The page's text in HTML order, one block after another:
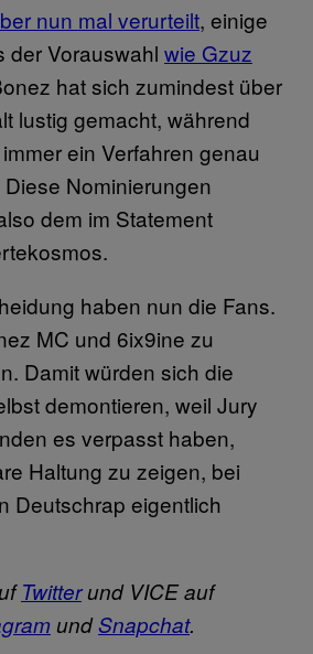
nun mal verurteilt, einige
der Vorauswahl wie Gzuz
hat sich zumindest über
lustig gemacht, während
ein Verfahren genau
Nominierungen
dem im Statement
haben nun die Fans.
MC und 6ix9ine zu
Damit würden sich die
demontieren, weil Jury
es verpasst haben,
Haltung zu zeigen, bei
Deutschrap eigentlich
Twitterund VICE auf
undSnapchat.